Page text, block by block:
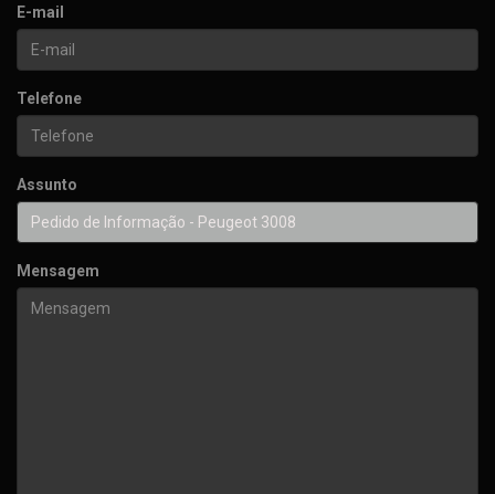
E-mail
Telefone
Assunto
Mensagem